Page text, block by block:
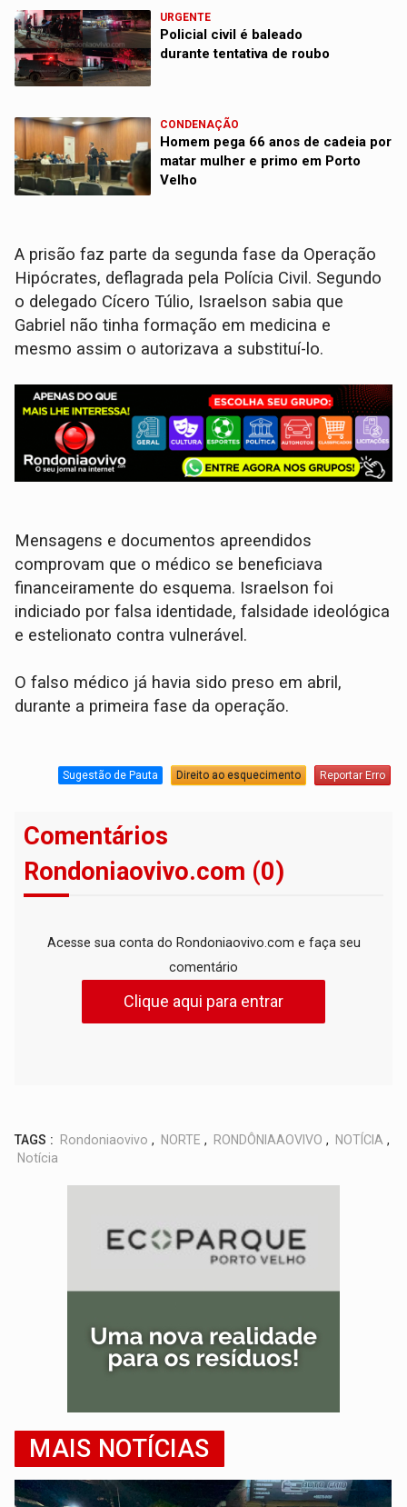
URGENTE
Policial civil é baleado
durante tentativa de roubo
CONDENAÇÃO
Homem pega 66 anos de cadeia por
matar mulher e primo em Porto
Velho
A prisão faz parte da segunda fase da Operação
Hipócrates, deflagrada pela Polícia Civil. Segundo
o delegado Cícero Túlio, Israelson sabia que
Gabriel não tinha formação em medicina e
mesmo assim o autorizava a substituí-lo.
Mensagens e documentos apreendidos
comprovam que o médico se beneficiava
financeiramente do esquema. Israelson foi
indiciado por falsa identidade, falsidade ideológica
e estelionato contra vulnerável.
O falso médico já havia sido preso em abril,
durante a primeira fase da operação.
Sugestão de Pauta Direito ao esquecimento Reportar Erro
Comentários
Rondoniaovivo.com (0)
Acesse sua conta do Rondoniaovivo.com e faça seu
comentário
Clique aqui para entrar
TAGS : Rondoniaovivo , NORTE , RONDÔNIAAOVIVO , NOTÍCIA ,
Notícia
MAIS NOTÍCIAS